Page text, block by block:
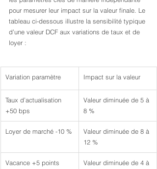
pour mesurer leur impact sur la valeur finale. Le
tableau ci-dessous illustre la sensibilité typique
d’une valeur DCF aux variations de taux et de
loyer :
Variation paramètre Impact sur la valeur
Taux d’actualisation
+50 bps
Valeur diminuée de 5 à
8 %
Loyer de marché -10 %
Valeur diminuée de 8 à
12 %
Vacance +5 points
Valeur diminuée de 4 à